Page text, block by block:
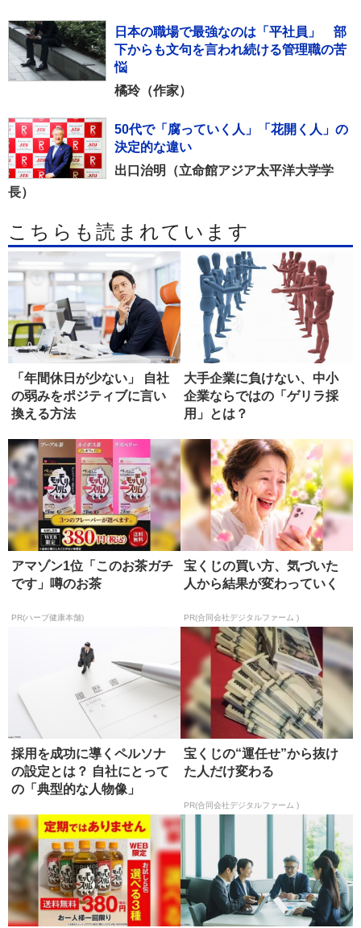
日本の職場で最強なのは「平社員」 部
下からも文句を言われ続ける管理職の苦
悩
橘玲（作家）
50代で「腐っていく人」「花開く人」の
決定的な違い
出口治明（立命館アジア太平洋大学学
長）
こちらも読まれています
「年間休日が少ない」 自社
の弱みをポジティブに言い
換える方法
大手企業に負けない、中小
企業ならではの「ゲリラ採
用」とは？
アマゾン1位「このお茶ガチ
です」噂のお茶
PR(ハーブ健康本舗)
宝くじの買い方、気づいた
人から結果が変わっていく
PR(合同会社デジタルファーム )
採用を成功に導くペルソナ
の設定とは？ 自社にとって
の「典型的な人物像」
宝くじの“運任せ”から抜け
た人だけ変わる
PR(合同会社デジタルファーム )